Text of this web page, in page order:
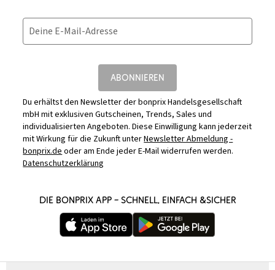
Deine E-Mail-Adresse
ABONNIEREN
Du erhältst den Newsletter der bonprix Handelsgesellschaft
mbH mit exklusiven Gutscheinen, Trends, Sales und
individualisierten Angeboten. Diese Einwilligung kann jederzeit
mit Wirkung für die Zukunft unterNewsletter Abmeldung -
bonprix.deoder am Ende jeder E-Mail widerrufen werden.
Datenschutzerklärung
DIE BONPRIX APP – SCHNELL, EINFACH &SICHER